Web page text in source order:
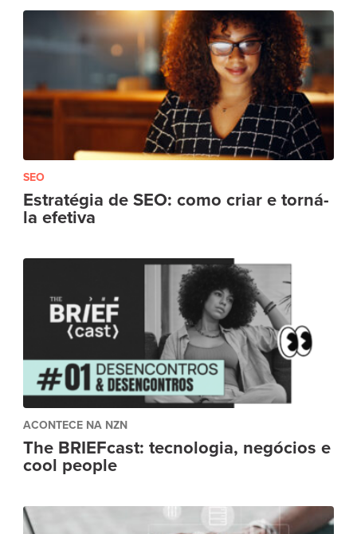
SEO
Estratégia de SEO: como criar e torná-
la efetiva
ACONTECE NA NZN
The BRIEFcast: tecnologia, negócios e
cool people